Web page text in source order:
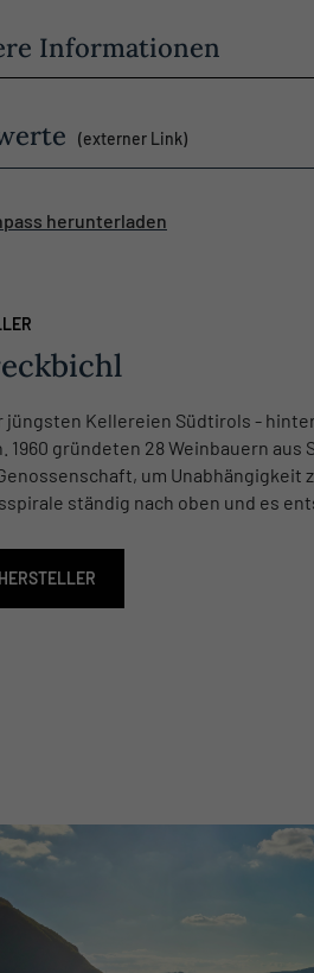
Informationen
(externer Link)
herunterladen
jüngsten Kellereien Südtirols -
1960 gründeten 28 Weinbauern aus
um Unabhängigkeit
ständig nach oben und es